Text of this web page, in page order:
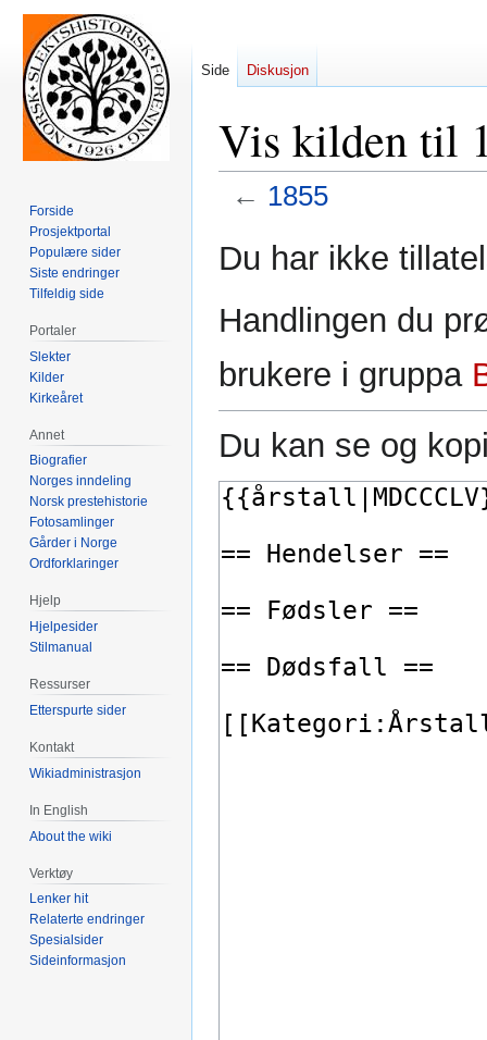
Vis kilden til
← 1855
til
til
Du har ikke
Handlingen du
brukere i gruppa
Du kan se og
Side Diskusjon
Forside
Prosjektportal
Populære sider
Siste endringer
Tilfeldig side
Portaler
Slekter
Kilder
Kirkeåret
Annet
Biografier
Norges inndeling
Norsk prestehistorie
Fotosamlinger
Gårder i Norge
Ordforklaringer
Hjelp
Hjelpesider
Stilmanual
Ressurser
Etterspurte sider
Kontakt
Wikiadministrasjon
In English
About the wiki
Verktøy
Lenker hit
Relaterte endringer
Spesialsider
Sideinformasjon